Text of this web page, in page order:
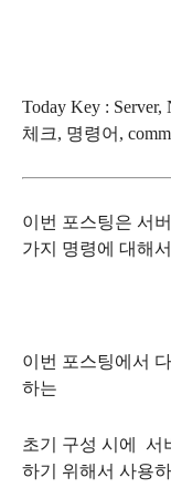
Today Key :
체크, 명령어,
이번 포스팅은 서
가지 명령에 대해
이번 포스팅에서
하는
초기 구성 시에
서
하기 위해서 사용